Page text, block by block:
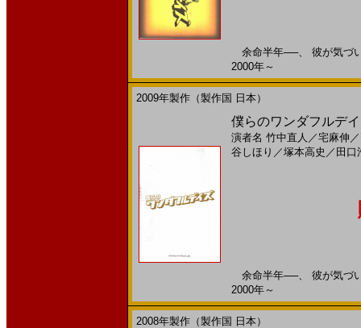
余命半年──、 彼が気づ
2000年～
2009年製作（製作国 日本）
僕らのワンダフルデ
演者名 竹中直人 ／宅麻伸 ／
谷しほり ／塚本高史 ／ 田口
余命半年──、 彼が気づ
2000年～
2008年製作（製作国 日本）